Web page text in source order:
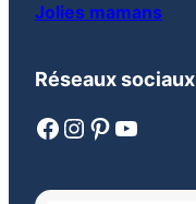
Jolies mamans
Réseaux sociaux
Facebook Instagram Pinterest YouTube